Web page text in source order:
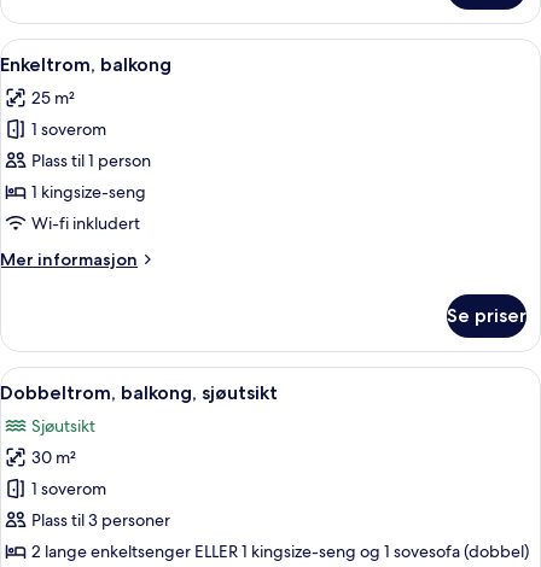
–
junior,
balkong
Åpne
alle
bildene
av
Enkeltrom,
balkong
Enkeltrom, balkong | Utsikt fra
5
Enkeltrom, balkong
25 m²
1 soverom
Plass til 1 person
1 kingsize-seng
Wi-fi inkludert
Mer informasjon
Mer
balkong
Se priser
Åpne
alle
bildene
av
Dobbeltrom,
balkong,
sjøutsikt
5
Dobbeltrom, balkong, sjøutsikt
Sjøutsikt
30 m²
1 soverom
Plass til 3 personer
2 lange enkeltsenger ELLER 1 kingsize-seng og 1 sovesofa (dobbel)